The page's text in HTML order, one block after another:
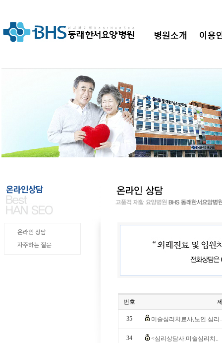
병원소개 이용
온라인상담
온라인 상담
자주하는 질문
번호
35 미술심리치료사,노인.심리..
34 <심리상담사.미술심리치..